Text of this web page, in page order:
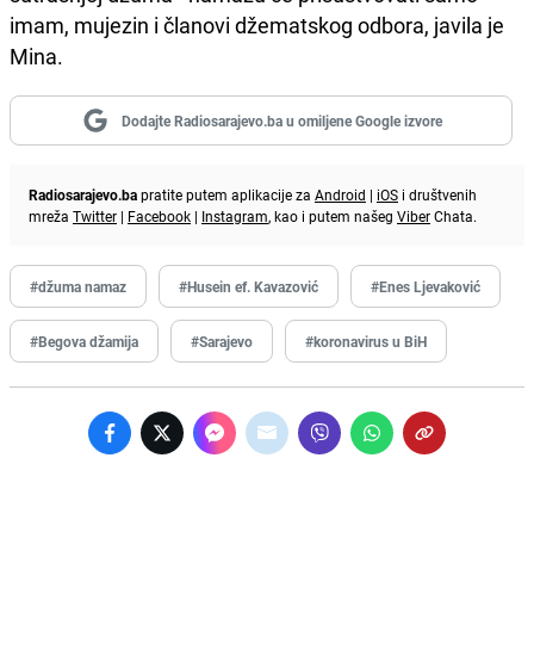
imam, mujezin i članovi džematskog odbora, javila je
Mina.
Dodajte Radiosarajevo.ba u omiljene Google izvore
Radiosarajevo.bapratite putem aplikacije za Android | iOS i društvenih
mreža Twitter | Facebook | Instagram, kao i putem našeg ViberChata.
#džuma namaz #Husein ef. Kavazović #Enes Ljevaković
#Begova džamija #Sarajevo #koronavirus u BiH